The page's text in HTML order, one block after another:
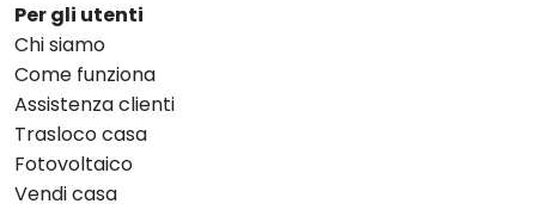
Per gli utenti
Chi siamo
Come funziona
Assistenza clienti
Trasloco casa
Fotovoltaico
Vendi casa